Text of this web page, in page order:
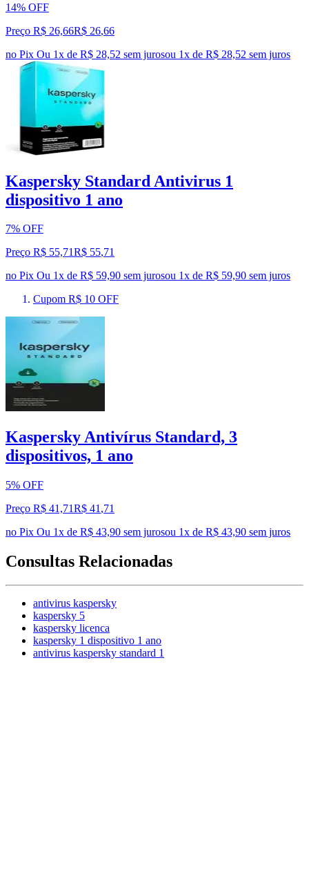
14% OFF
Preço R$ 26,66R$ 26,66
no Pix Ou 1x de R$ 28,52 sem jurosou 1x de R$ 28,52 sem juros
Kaspersky Standard Antivirus 1
dispositivo 1 ano
7% OFF
Preço R$ 55,71R$ 55,71
no Pix Ou 1x de R$ 59,90 sem jurosou 1x de R$ 59,90 sem juros
Cupom R$ 10 OFF
Kaspersky Antivírus Standard, 3
dispositivos, 1 ano
5% OFF
Preço R$ 41,71R$ 41 ,71
no Pix Ou 1x de R$ 43,90 sem jurosou 1x de R$ 43,90 sem juros
Consultas Relacionadas
antivirus kaspersky
kaspersky 5
kaspersky licenca
kaspersky 1 dispositivo 1 ano
antivirus kaspersky standard 1